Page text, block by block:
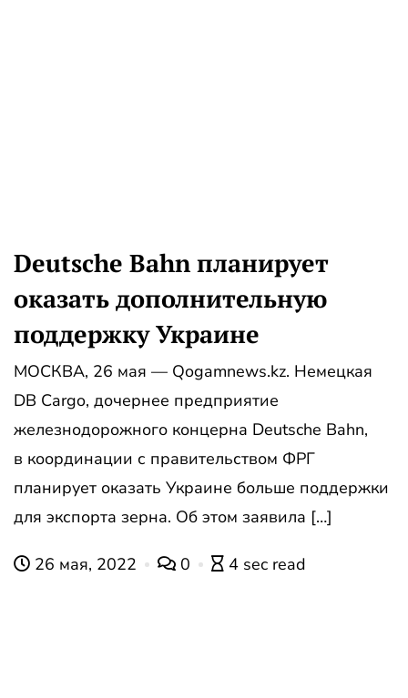
Deutsche Bahn планирует
оказать дополнительную
поддержку Украине
МОСКВА, 26 мая — Qogamnews.kz. Немецкая
DB Cargo, дочернее предприятие
железнодорожного концерна Deutsche Bahn,
в координации с правительством ФРГ
планирует оказать Украине больше поддержки
для экспорта зерна. Об этом заявила […]
26 мая, 2022 0 4 sec read